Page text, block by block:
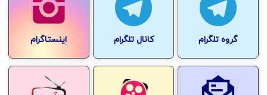
گروه تلگرام کانال تلگرام اینستاگرام